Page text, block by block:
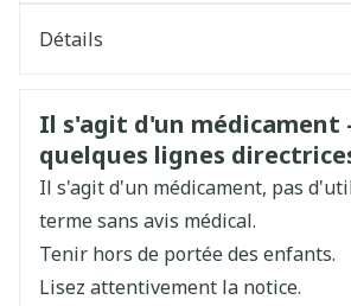
Détails
Fabricants Convatec Belgium
Marques Convatec
Largeur 147 mm
Informations sur la
Il s'agit d'un médicament
quelques lignes
Il s'agit d'un médicament, pas
terme sans avis médical.
Tenir hors de portée des enfants.
Lisez attentivement la notice.